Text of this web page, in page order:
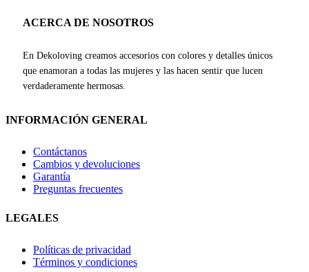
ACERCA DE NOSOTROS
En Dekoloving creamos accesorios con colores y detalles únicos
que enamoran a todas las mujeres y las hacen sentir que lucen
verdaderamente hermosas.
INFORMACIÓN GENERAL
Contáctanos
Cambios y devoluciones
Garantía
Preguntas frecuentes
LEGALES
Políticas de privacidad
Términos y condiciones